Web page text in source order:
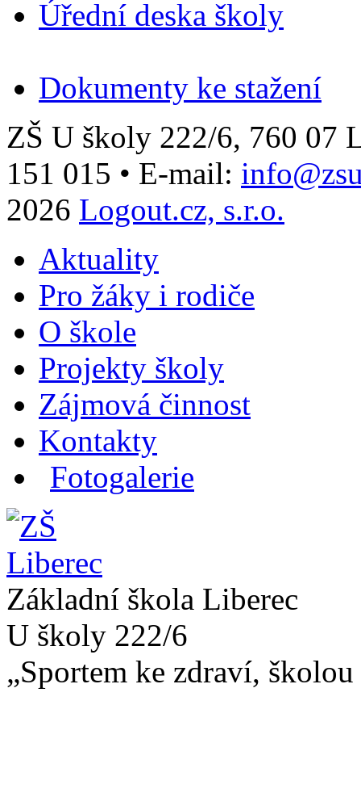
Úřední deska školy
Dokumenty ke stažení
ZŠ U školy 222/6, 760 07
151 015 • E-mail:
2026 Logout.cz, s.r.o.
Aktuality
Pro žáky i rodiče
O škole
Projekty školy
Zájmová činnost
Kontakty
Fotogalerie
Základní škola Liberec
U školy 222/6
„Sportem ke zdraví,